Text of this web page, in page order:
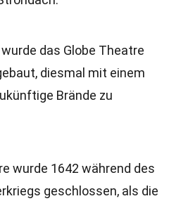
das Globe Theatre
diesmal mit einem
Brände zu
wurde 1642 während des
geschlossen, als die